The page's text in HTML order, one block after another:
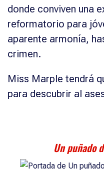
donde conviven una
reformatorio para
aparente armonía,
crimen.
Miss Marple tendrá
para descubrir al
Un puñado